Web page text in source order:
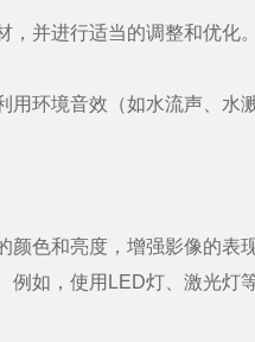
并进行适当的调整和优化
环境音效（如水流声、水
色和亮度，增强影像的表
如，使用LED灯、激光灯